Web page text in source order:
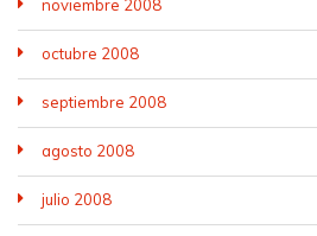
noviembre 2008
octubre 2008
septiembre 2008
agosto 2008
julio 2008